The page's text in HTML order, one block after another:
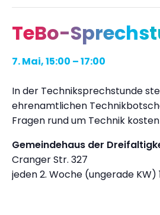
TeBo-
7. Mai, 15:00 –17:00
In der Techniksprechstunde
ehrenamtlichen
Fragen rund um Technik
Gemeindehaus der
Cranger Str. 327
jeden 2. Woche (ungerade KW)